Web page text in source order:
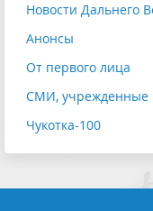
Новости Дальнего
Анонсы
От первого лица
СМИ, учрежденные
Чукотка-100